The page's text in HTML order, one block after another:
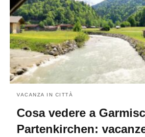
VACANZA IN CITTÀ
Cosa vedere a
Partenkirchen: